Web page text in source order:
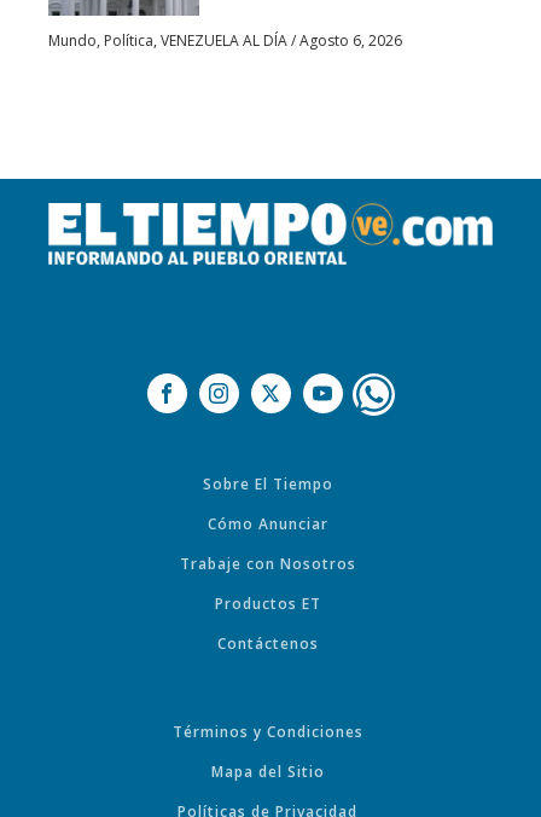
Mundo, Política, VENEZUELA AL DÍA/Agosto 6, 2026
Sobre El Tiempo
Cómo Anunciar
Trabaje con Nosotros
Productos ET
Contáctenos
Términos y Condiciones
Mapa del Sitio
Políticas de Privacidad